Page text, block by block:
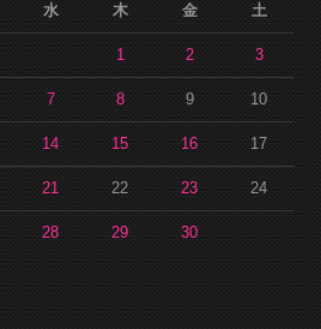
水 木 金 土
1 2 3
7 8 9 10
14 15 16 17
21 22 23 24
28 29 30